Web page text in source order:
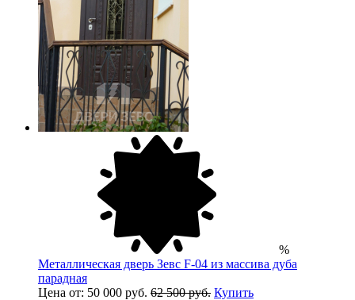
%
Металлическая дверь Зевс F-04 из массива дуба
парадная
Цена от: 50 000 руб. 62 500 руб. Купить